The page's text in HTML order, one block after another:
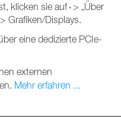
klicken sie auf > „Über
Grafiken/Displays.
eine dedizierte PCIe-
externen
Mehr erfahren ...